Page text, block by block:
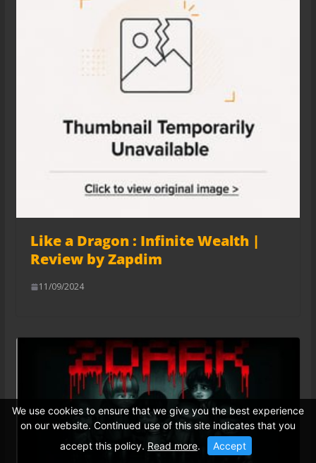
Like a Dragon : Infinite Wealth |
Review by Zapdim
11/09/2024
We use cookies to ensure that we give you the best experience
on our website. Continued use of this site indicates that you
accept this policy. Read more. Accept